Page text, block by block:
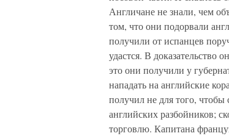
Англичане не знали, чем
том, что они подорвали
получили от испанцев
удастся. В доказательство
это они получили у
нападать на английские
получил не для того, чтобы
английских разбойников;
торговлю. Капитана